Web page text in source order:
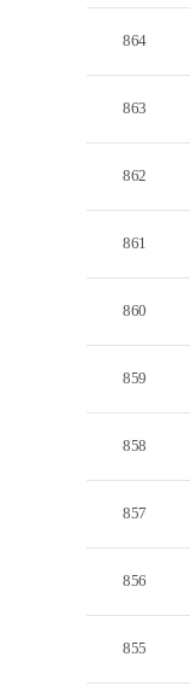
864
863
862
861
860
859
858
857
856
855